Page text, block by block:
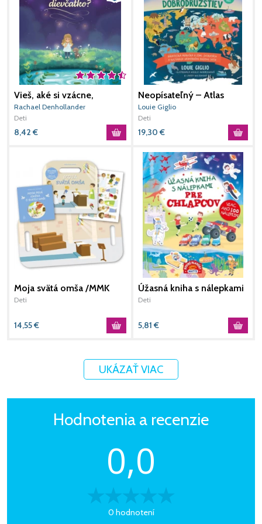
Vieš, aké si vzácne,
dievčatko?
Rachael Denhollander
Deti
8,42 €
Neopísateľný – Atlas
dobrodružstiev
Louie Giglio
Deti
19,30 €
Moja svätá omša /MMK
Deti
14,55€
Úžasná kniha s nálepkami
pre chlapcov
Deti
5,81 €
UKÁZAŤ VIAC
Hodnotenia a recenzie
0,0
0 hodnotení